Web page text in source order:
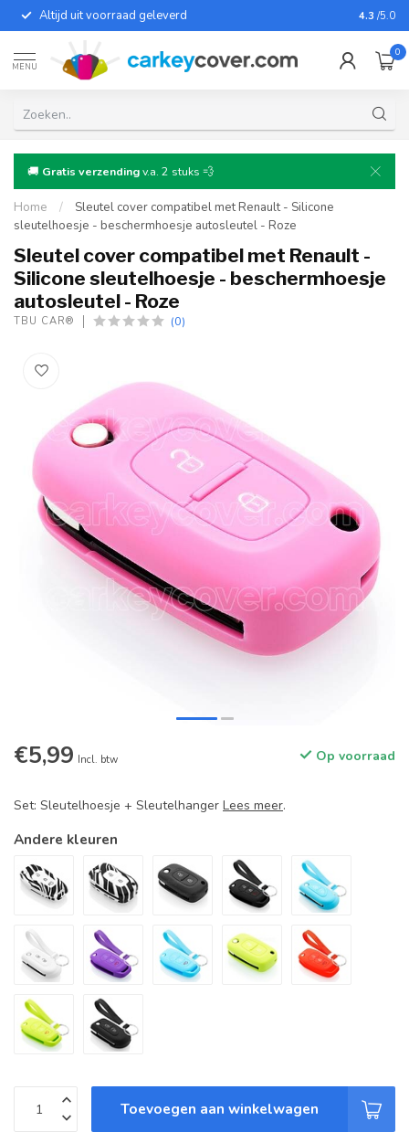
Altijd uit voorraad geleverd Voor
4.3 /5.0
MENU
0
🚚 Gratis verzendingv.a. 2 stuks 💨
Home /
Sleutel cover compatibel met Renault - Silicone
sleutelhoesje - beschermhoesje autosleutel - Roze
Sleutel cover compatibel met Renault -
Silicone sleutelhoesje - beschermhoesje
autosleutel - Roze
TBU CAR® (0)
€5,99 Incl. btw Op voorraad
Set: Sleutelhoesje + Sleutelhanger Lees meer.
Andere kleuren
Toevoegen aan winkelwagen